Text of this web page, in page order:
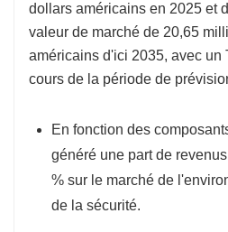
dollars américains en 2025 et
valeur de marché de 20,65
américains d'ici 2035, avec un
cours de la période de
En fonction des
généré une part de
% sur le marché de
de la sécurité.